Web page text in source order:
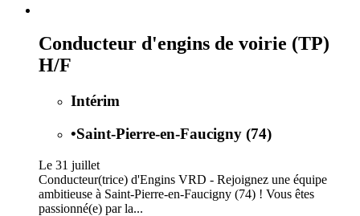
Conducteur d'engins de voirie (TP)
H/F
Intérim
•Saint-Pierre-en-Faucigny (74)
Le 31 juillet
Conducteur(trice) d'Engins VRD - Rejoignez une équipe
ambitieuse à Saint-Pierre-en-Faucigny (74) ! Vous êtes
passionné(e) par la...